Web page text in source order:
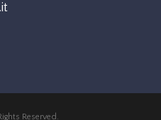
Reserved.